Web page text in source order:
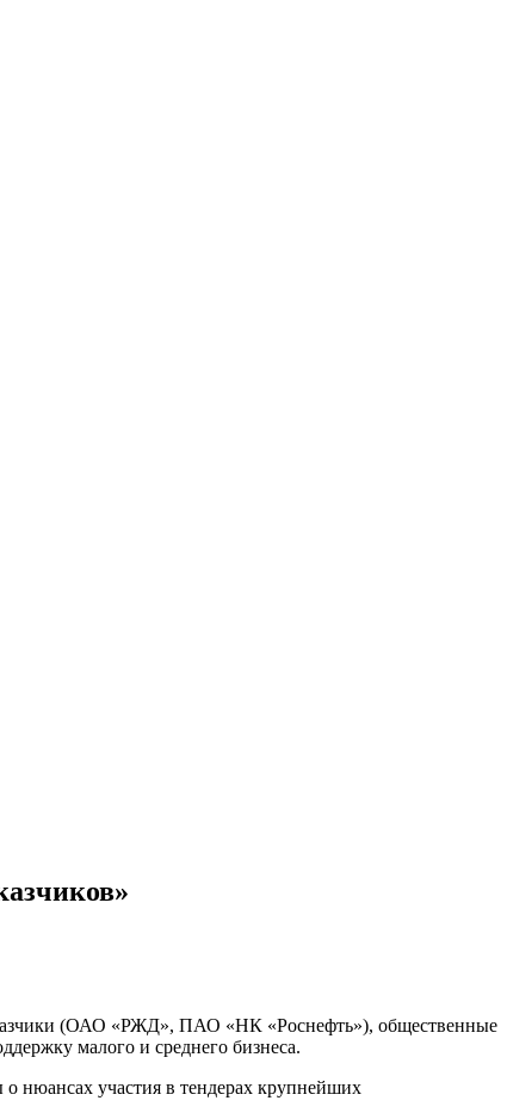
(ОАО «РЖД», ПАО «НК «Роснефть»), общественные
малого и среднего бизнеса.
о нюансах участия в тендерах крупнейших